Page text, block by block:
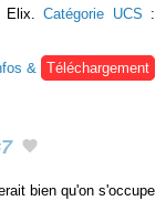
Elix.Catégorie UCS :
&
Téléchargement
bien qu'on s'occupe